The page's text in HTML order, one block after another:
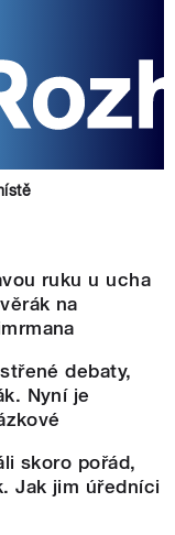
ruku u ucha
na
debaty,
Nyní je
skoro pořád,
Jak jim úředníci